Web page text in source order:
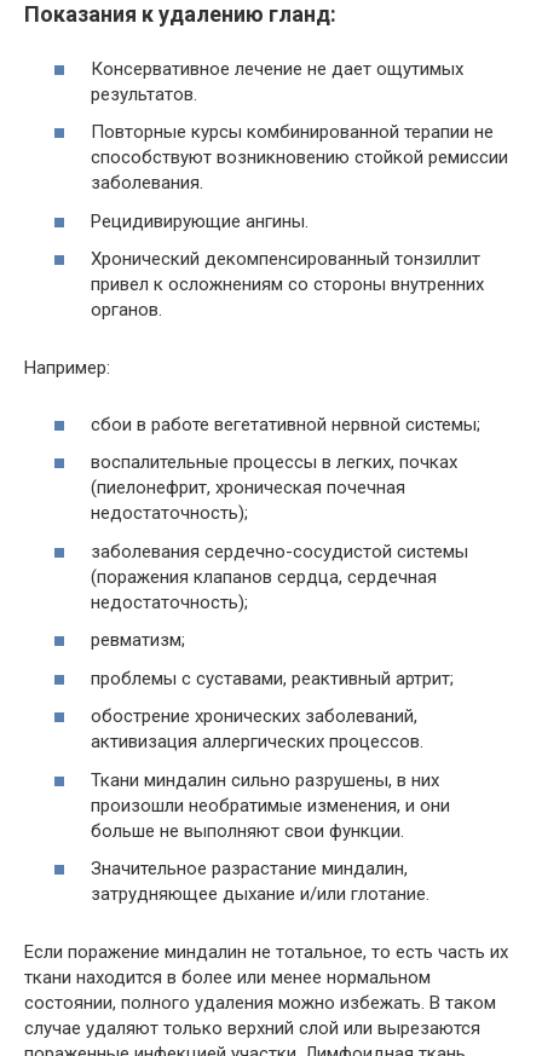
Показания к удалению гланд:
Консервативное лечение не дает ощутимых
результатов.
Повторные курсы комбинированной терапии не
способствуют возникновению стойкой ремиссии
заболевания.
Рецидивирующие ангины.
Хронический декомпенсированный тонзиллит
привел к осложнениям со стороны внутренних
органов.
Например:
сбои в работе вегетативной нервной системы;
воспалительные процессы в легких, почках
(пиелонефрит, хроническая почечная
недостаточность);
заболевания сердечно-сосудистой системы
(поражения клапанов сердца, сердечная
недостаточность);
ревматизм;
проблемы с суставами, реактивный артрит;
обострение хронических заболеваний,
активизация аллергических процессов.
Ткани миндалин сильно разрушены, в них
произошли необратимые изменения, и они
больше не выполняют свои функции.
Значительное разрастание миндалин,
затрудняющее дыхание и/или глотание.
Если поражение миндалин не тотальное, то есть часть их
ткани находится в более или менее нормальном
состоянии, полного удаления можно избежать. В таком
случае удаляют только верхний слой или вырезаются